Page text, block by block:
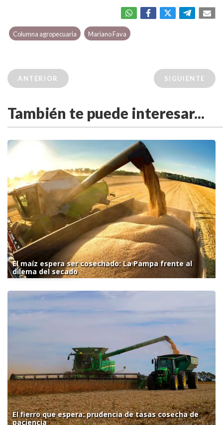
Columna agropecuaria Mariano Fava
ANTERIOR SIGUIENTE
También te puede interesar...
El maíz espera ser cosechado: La Pampa frente al
dilema del secado
El fierro que espera: prudencia de tasas cosecha de
paciencia